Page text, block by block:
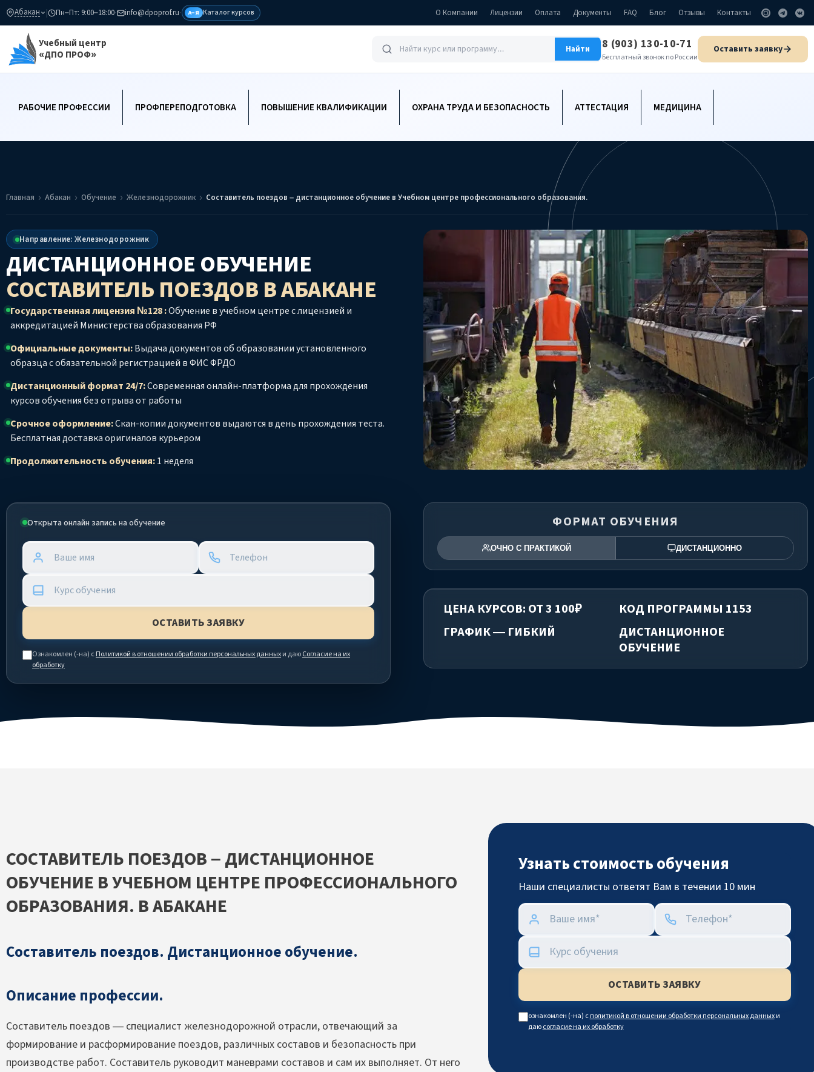
Абакан | Пн–Пт: 9:00–18:00· info@dpoprof.ru· А–Я Каталог курсов О Компании Лицензии Оплата Документы FAQ Блог Отзывы Контакты
Учебный центр
«ДПО ПРОФ»
Найти 8 (903) 130-10-71
Бесплатный звонок по России
Оставить заявку
РАБОЧИЕ ПРОФЕССИИ ПРОФПЕРЕПОДГОТОВКА ПОВЫШЕНИЕ КВАЛИФИКАЦИИ ОХРАНА ТРУДА И БЕЗОПАСНОСТЬ АТТЕСТАЦИЯ МЕДИЦИНА
Главная Абакан Обучение Железнодорожник Составитель поездов – дистанционное обучение в Учебном центре профессионального образования.
Направление: Железнодорожник
ДИСТАНЦИОННОЕ ОБУЧЕНИЕ
СОСТАВИТЕЛЬ ПОЕЗДОВ В АБАКАНЕ
Государственная лицензия №128 :Обучение в учебном центре с лицензией и
аккредитацией Министерства образования РФ
Официальные документы:Выдача документов об образовании установленного
образца с обязательной регистрацией в ФИС ФРДО
Дистанционный формат 24/7:Современная онлайн-платформа для прохождения
курсов обучения без отрыва от работы
Срочное оформление:Скан-копии документов выдаются в день прохождения теста.
Бесплатная доставка оригиналов курьером
Продолжительность обучения:1 неделя
Открыта онлайн запись на обучение
Ознакомлен (-на) сПолитикой в отношении обработки персональных данныхи даюСогласие на их
обработку
ФОРМАТ ОБУЧЕНИЯ
ОЧНО С ПРАКТИКОЙ ДИСТАНЦИОННО
ЦЕНА КУРСОВ: ОТ 3 100₽
КОД ПРОГРАММЫ 1153
ГРАФИК — ГИБКИЙ
ДИСТАНЦИОННОЕ
ОБУЧЕНИЕ
СОСТАВИТЕЛЬ ПОЕЗДОВ – ДИСТАНЦИОННОЕ
ОБУЧЕНИЕ В УЧЕБНОМ ЦЕНТРЕ ПРОФЕССИОНАЛЬНОГО
ОБРАЗОВАНИЯ. В АБАКАНЕ
Составитель поездов. Дистанционное обучение.
Описание профессии.
Составитель поездов — специалист железнодорожной отрасли, отвечающий за
формирование и расформирование поездов, различных составов и безопасность при
производстве работ. Составитель руководит маневрами составов и сам их выполняет. От него
Узнать стоимость обучения
Наши специалисты ответят Вам в течении 10 мин
ознакомлен (-на) сполитикой в отношении обработки персональных данныхи
даюсогласие на их обработку